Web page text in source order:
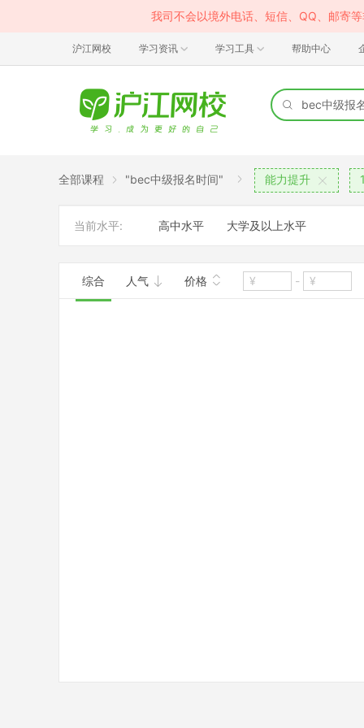
我司不会以境外电话、短信、QQ、邮寄
沪江网校 学习资讯 学习工具 帮助中心
全部课程 "bec中级报名时间" 能力提升
当前水平: 高中水平 大学及以上水平
综合 人气 价格 -